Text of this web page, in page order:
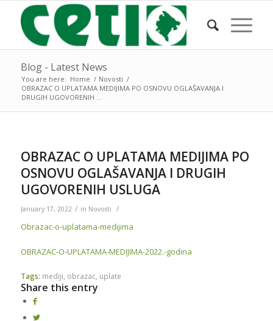
Blog - Latest News
You are here: Home / Novosti /
OBRAZAC O UPLATAMA MEDIJIMA PO OSNOVU OGLAŠAVANJA I
DRUGIH UGOVORENIH ...
OBRAZAC O UPLATAMA MEDIJIMA PO
OSNOVU OGLAŠAVANJA I DRUGIH
UGOVORENIH USLUGA
January 17, 2022 / in Novosti /
Obrazac-o-uplatama-medijima
OBRAZAC-O-UPLATAMA-MEDIJIMA-2022.-godina
Tags: mediji obrazac, uplate
Share this entry